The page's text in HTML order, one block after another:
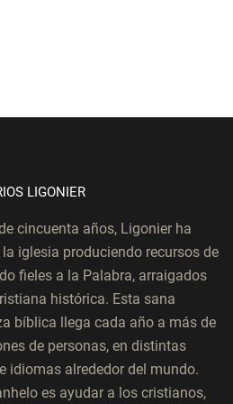
LIGONIER
cincuenta años, Ligonier ha
iglesia produciendo recursos de
fieles a la Palabra, arraigados
histórica. Esta sana
bíblica llega cada año a más de
de personas, en distintas
idiomas alrededor del mundo.
es ayudar a los cristianos,